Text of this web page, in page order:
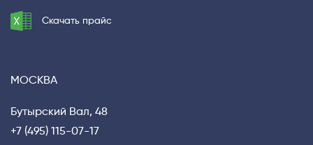
Скачать прайс
МОСКВА
Бутырский Вал, 48
+7 (495) 115-07-17